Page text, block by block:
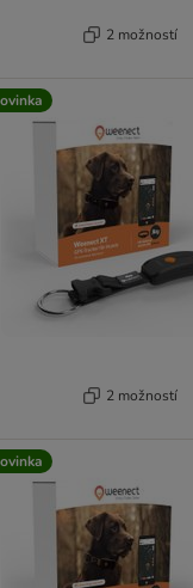
2 možností
2 možností